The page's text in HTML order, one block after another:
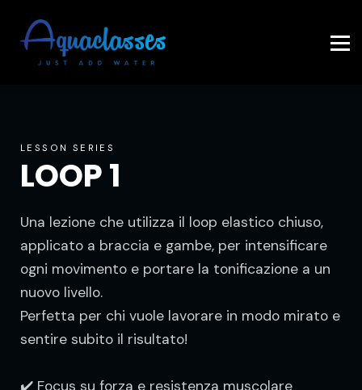
Accedi
LESSON SERIES
LOOP 1
Una lezione che utilizza il loop elastico chiuso,
applicato a braccia e gambe, per intensificare
ogni movimento e portare la tonificazione a un
nuovo livello.
Perfetta per chi vuole lavorare in modo mirato e
sentire subito il risultato!
✔️ Focus su forza e resistenza muscolare